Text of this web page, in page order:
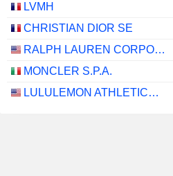
LVMH
CHRISTIAN DIOR SE
RALPH LAUREN CORPORATION
MONCLER S.P.A.
LULULEMON ATHLETICA INC.